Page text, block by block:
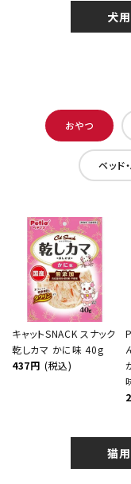
犬
おやつ
ベッド
キャットSNACK スナック
乾しカマ かに味 40g
437円 (税込)
猫